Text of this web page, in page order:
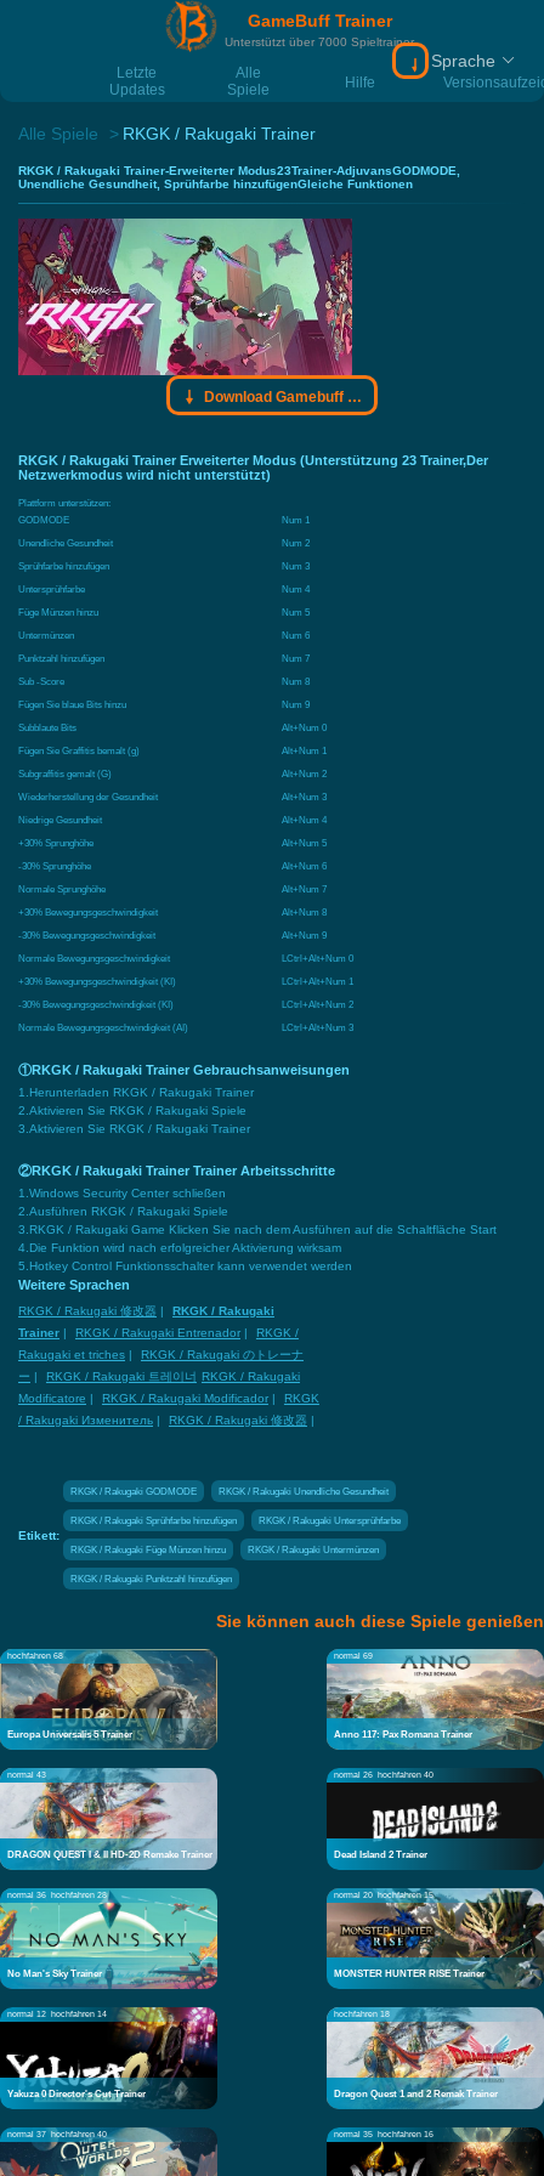
GameBuff Trainer
Unterstützt über 7000 Spieltrainer
Letzte
Updates
Alle
Spiele
Hilfe
Download
Sprache
Alle Spiele RKGK / Rakugaki Trainer
RKGK / Rakugaki Trainer-Erweiterter Modus23Trainer-AdjuvansGODMODE,
Unendliche Gesundheit, Sprühfarbe hinzufügenGleiche Funktionen
Download Gamebuff Trainer
RKGK / Rakugaki Trainer Erweiterter Modus (Unterstützung 23 Trainer,Der
Netzwerkmodus wird nicht unterstützt)
Plattform unterstützen:
GODMODE
Num 1
Unendliche Gesundheit
Num 2
Sprühfarbe hinzufügen
Num 3
Untersprühfarbe
Num 4
Füge Münzen hinzu
Num 5
Untermünzen
Num 6
Punktzahl hinzufügen
Num 7
Sub -Score
Num 8
Fügen Sie blaue Bits hinzu
Num 9
Subblaute Bits
Alt+Num 0
Fügen Sie Graffitis bemalt (g)
Alt+Num 1
Subgraffitis gemalt (G)
Alt+Num 2
Wiederherstellung der Gesundheit
Alt+Num 3
Niedrige Gesundheit
Alt+Num 4
+30% Sprunghöhe
Alt+Num 5
-30% Sprunghöhe
Alt+Num 6
Normale Sprunghöhe
Alt+Num 7
+30% Bewegungsgeschwindigkeit
Alt+Num 8
-30% Bewegungsgeschwindigkeit
Alt+Num 9
Normale Bewegungsgeschwindigkeit
LCtrl+Alt+Num 0
+30% Bewegungsgeschwindigkeit (KI)
LCtrl+Alt+Num 1
-30% Bewegungsgeschwindigkeit (KI)
LCtrl+Alt+Num 2
Normale Bewegungsgeschwindigkeit (AI)
LCtrl+Alt+Num 3
①RKGK / Rakugaki Trainer Gebrauchsanweisungen
1.Herunterladen RKGK / Rakugaki Trainer
2.Aktivieren Sie RKGK / Rakugaki Spiele
3.Aktivieren Sie RKGK / Rakugaki Trainer
②RKGK / Rakugaki Trainer Trainer Arbeitsschritte
1.Windows Security Center schließen
2.Ausführen RKGK / Rakugaki Spiele
3.RKGK / Rakugaki Game Klicken Sie nach dem Ausführen auf die Schaltfläche Start
4.Die Funktion wird nach erfolgreicher Aktivierung wirksam
5.Hotkey Control Funktionsschalter kann verwendet werden
Weitere Sprachen
RKGK / Rakugaki 修改器 |
RKGK / Rakugaki
Trainer | RKGK / Rakugaki Entrenador |
RKGK /
Rakugaki et triches |
RKGK / Rakugaki のトレーナ
ー | RKGK / Rakugaki 트레이너 RKGK / Rakugaki
Modificatore | RKGK / Rakugaki Modificador |
RKGK
/ Rakugaki Изменитель | RKGK / Rakugaki 修改器 |
Etikett:
RKGK / Rakugaki GODMODE RKGK / Rakugaki Unendliche Gesundheit
RKGK / Rakugaki Sprühfarbe hinzufügen RKGK / Rakugaki Untersprühfarbe
RKGK / Rakugaki Füge Münzen hinzu RKGK / Rakugaki Untermünzen
RKGK / Rakugaki Punktzahl hinzufügen
Sie können auch diese Spiele genießen
hochfahren 68
Europa Universalis 5 Trainer
normal 69
Anno 117: Pax Romana Trainer
normal 43
DRAGON QUEST I & II HD-2D Remake Trainer
normal 26 hochfahren 40
Dead Island 2 Trainer
normal 36 hochfahren 28
No Man's Sky Trainer
normal 20 hochfahren 15
MONSTER HUNTER RISE Trainer
normal 12 hochfahren 14
Yakuza 0 Director's Cut Trainer
hochfahren 18
Dragon Quest 1 and 2 Remak Trainer
normal 37 hochfahren 40 normal 35 hochfahren 16